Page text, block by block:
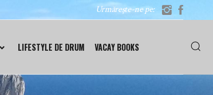
Urmărește-ne pe:
LIFESTYLE DE DRUM VACAY BOOKS